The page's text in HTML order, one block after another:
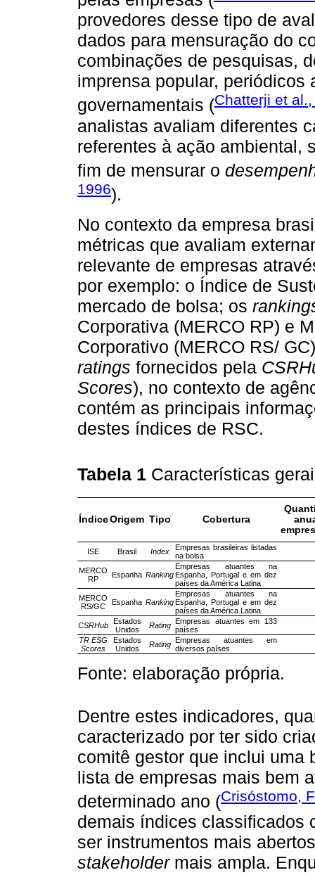
provedores desse tipo de
dados para mensuração do
combinações de pesquisas,
imprensa popular, periódicos
governamentais (Chatterji et
analistas avaliam diferentes
referentes à ação ambiental,
fim de mensurar o
1996).
No contexto da empresa
métricas que avaliam
relevante de empresas
por exemplo: o Índice de
mercado de bolsa; os
Corporativa (MERCO RP) e
Corporativo (MERCO RS/
ratings fornecidos pela
Scores), no contexto de
contém as principais
destes índices de RSC.
Tabela 1 Características
ÍndiceOrigem Tipo Cobertura
ISE Brasil Index
Empresas brasileiras listadas
na bolsa
MERCO
RP
Espanha Ranking
Empresas atuantes na
Espanha, Portugal e em dez
países da América Latina
MERCO
RS/GC
Espanha Ranking
Empresas atuantes na
Espanha, Portugal e em dez
países da América Latina
CSRHub Estados
Unidos
Rating Empresas atuantes em 133
países
TR ESG
Scores
Estados
Unidos
Rating Empresas atuantes em
diversos países
Fonte: elaboração própria.
Dentre estes indicadores,
caracterizado por ter sido
comitê gestor que inclui uma
lista de empresas mais bem
determinado ano (Crisóstomo,
demais índices classificados
ser instrumentos mais
stakeholdermais ampla.